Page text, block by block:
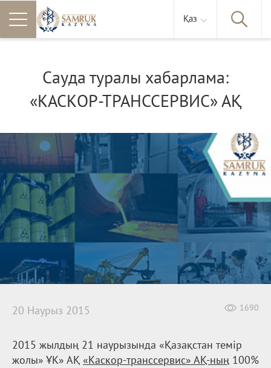
Қаз
Сауда туралы хабарлама:
«КАСКОР-ТРАНССЕРВИС» АҚ
1690
20 Наурыз 2015
2015 жылдың 21 наурызында «Қазақстан темір
жолы» ҰК» АҚ «Каскор-транссервис» АҚ-ның 100%